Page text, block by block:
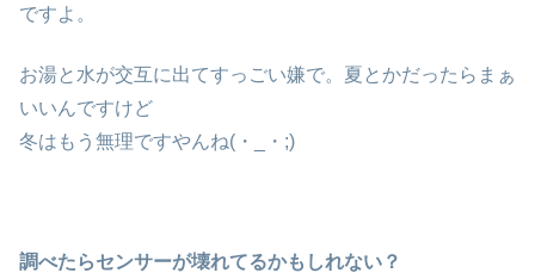
ですよ。
お湯と水が交互に出てすっごい嫌で。夏とかだったらまぁ
いいんですけど
冬はもう無理ですやんね(・_・;)
調べたらセンサーが壊れてるかもしれない？